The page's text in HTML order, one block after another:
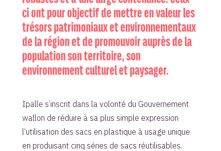
ci ont pour objectif de mettre en valeur les
trésors patrimoniaux et environnementaux
de la région et de promouvoir auprès de la
population son territoire, son
environnement culturel et paysager.
Ipalle s’inscrit dans la volonté du Gouvernement
wallon de réduire à sa plus simple expression
l’utilisation des sacs en plastique à usage unique
en produisant cinq séries de sacs réutilisables.